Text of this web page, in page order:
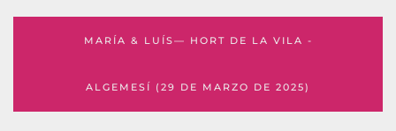
MARÍA & LUÍS— HORT DE LA VILA -
ALGEMESÍ (29 DE MARZO DE 2025)